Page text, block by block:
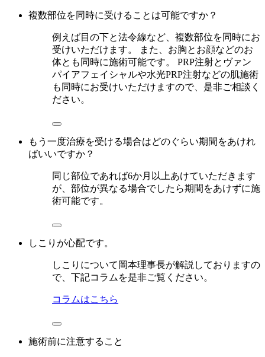
複数部位を同時に受けることは可能ですか？
例えば目の下と法令線など、複数部位を同時にお
受けいただけます。 また、お胸とお顔などのお
体とも同時に施術可能です。 PRP注射とヴァン
パイアフェイシャルや水光PRP注射などの肌施術
も同時にお受けいただけますので、是非ご相談く
ださい。
もう一度治療を受ける場合はどのぐらい期間をあけれ
ばいいですか？
同じ部位であれば6か月以上あけていただきます
が、部位が異なる場合でしたら期間をあけずに施
術可能です。
しこりが心配です。
しこりについて岡本理事長が解説しておりますの
で、下記コラムを是非ご覧ください。
コラムはこちら
施術前に注意すること